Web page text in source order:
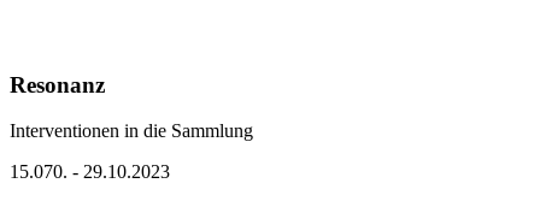
Resonanz
Interventionen in die Sammlung
15.070. - 29.10.2023